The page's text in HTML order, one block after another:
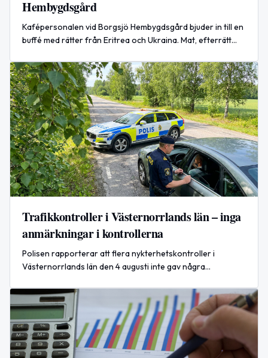
Hembygdsgård
Kafépersonalen vid Borgsjö Hembygdsgård bjuder in till en
buffé med rätter från Eritrea och Ukraina. Mat, efterrätt
Trafikkontroller i Västernorrlands län – inga
anmärkningar i kontrollerna
Polisen rapporterar att flera nykterhetskontroller i
Västernorrlands län den 4 augusti inte gav några